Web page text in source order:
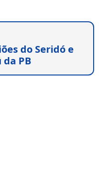
do Seridó e
PB